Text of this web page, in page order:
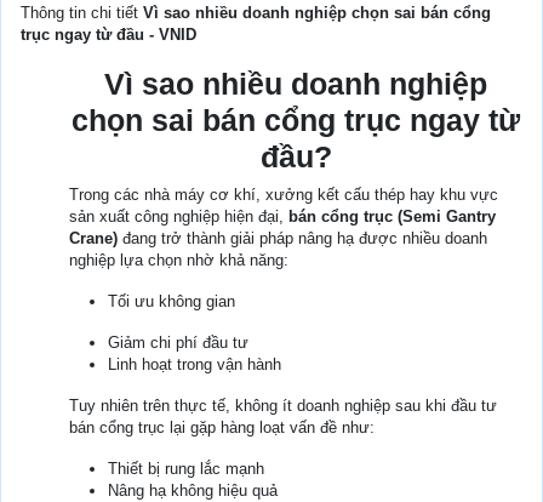
Thông tin chi tiết Vì sao nhiều doanh nghiệp chọn sai bán cổng
trục ngay từ đầu - VNID
Vì sao nhiều doanh nghiệp
chọn sai bán cổng trục ngay từ
đầu?
Trong các nhà máy cơ khí, xưởng kết cấu thép hay khu vực
sản xuất công nghiệp hiện đại, bán cổng trục (Semi Gantry
Crane) đang trở thành giải pháp nâng hạ được nhiều doanh
nghiệp lựa chọn nhờ khả năng:
Tối ưu không gian
Giảm chi phí đầu tư
Linh hoạt trong vận hành
Tuy nhiên trên thực tế, không ít doanh nghiệp sau khi đầu tư
bán cổng trục lại gặp hàng loạt vấn đề như:
Thiết bị rung lắc mạnh
Nâng hạ không hiệu quả